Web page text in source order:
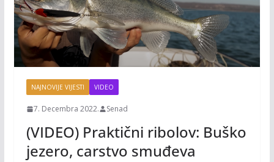
NAJNOVIJE VIJESTI VIDEO
7. Decembra 2022. Senad
(VIDEO) Praktični ribolov: Buško
jezero, carstvo smuđeva